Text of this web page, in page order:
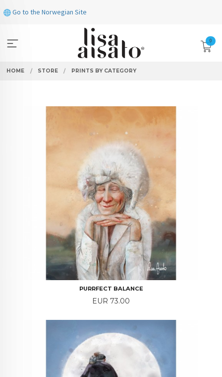
to
Go to the Norwegian Site
0
HOME STORE PRINTS BY CATEGORY
PURRFECT BALANCE
Price
EUR 73.00